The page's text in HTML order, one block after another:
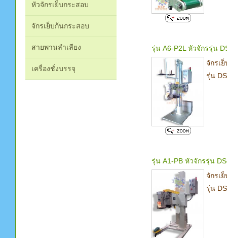
หัวจักรเย็บกระสอบ
จักรเย็บก้นกระสอบ
สายพานลำเลียง
เครื่องชั่งบรรจุ
รุ่น A6-P2L หัวจักรรุ่น
จักรเ
รุ่น
รุ่น A1-PB หัวจักรรุ่น
จักรเ
รุ่น